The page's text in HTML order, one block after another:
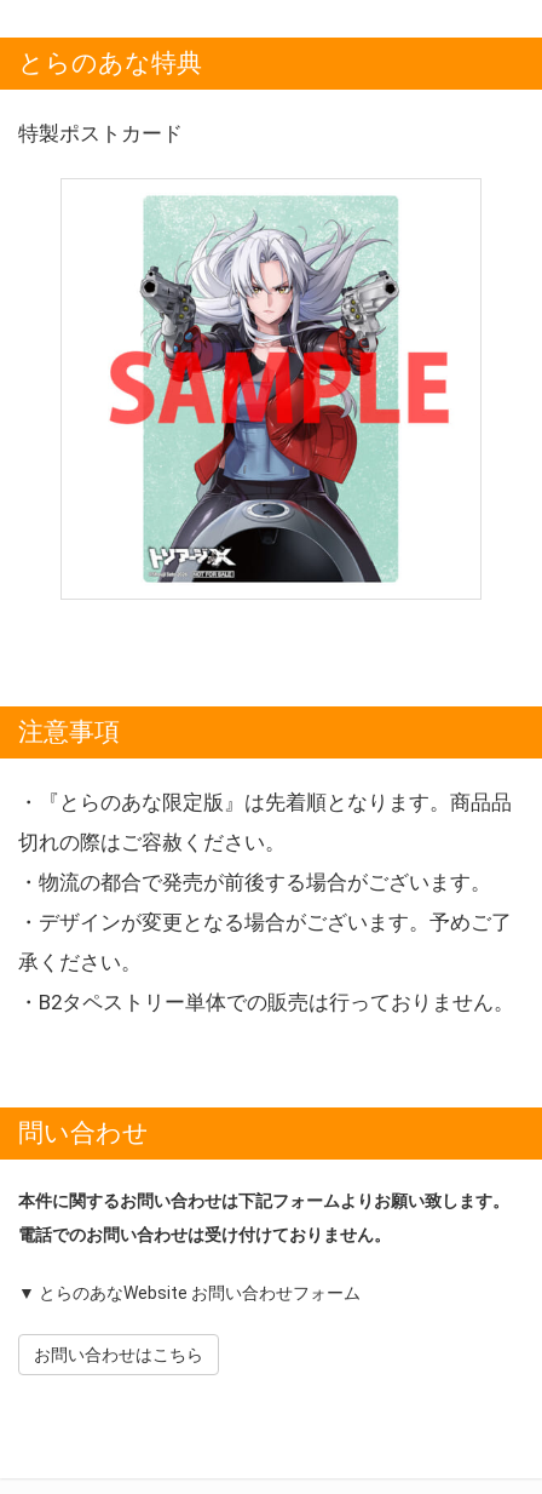
とらのあな特典
特製ポストカード
注意事項
・『とらのあな限定版』は先着順となります。商品品
切れの際はご容赦ください。
・物流の都合で発売が前後する場合がございます。
・デザインが変更となる場合がございます。予めご了
承ください。
・B2タペストリー単体での販売は行っておりません。
問い合わせ
本件に関するお問い合わせは下記フォームよりお願い致します。
電話でのお問い合わせは受け付けておりません。
▼ とらのあなWebsite お問い合わせフォーム
お問い合わせはこちら